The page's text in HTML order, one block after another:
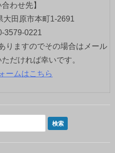
合わせ先】
大田原市本町1-2691
3579-0221
りますのでその場合はメール
だければ幸いです。
ームはこちら